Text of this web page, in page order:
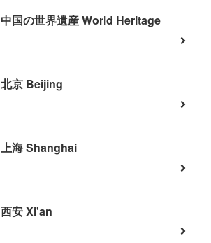
中国の世界遺産 World Heritage
北京 Beijing
上海 Shanghai
西安 Xi'an